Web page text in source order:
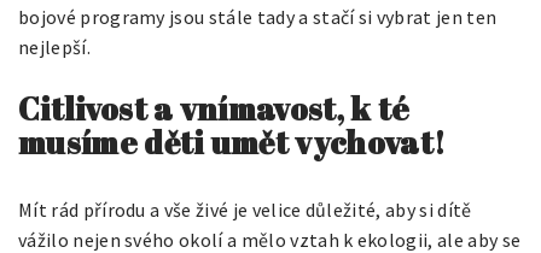
bojové programy jsou stále tady a stačí si vybrat jen ten
nejlepší.
Citlivost a vnímavost, k té
musíme děti umět vychovat!
Mít rád přírodu a vše živé je velice důležité, aby si dítě
vážilo nejen svého okolí a mělo vztah k ekologii, ale aby se